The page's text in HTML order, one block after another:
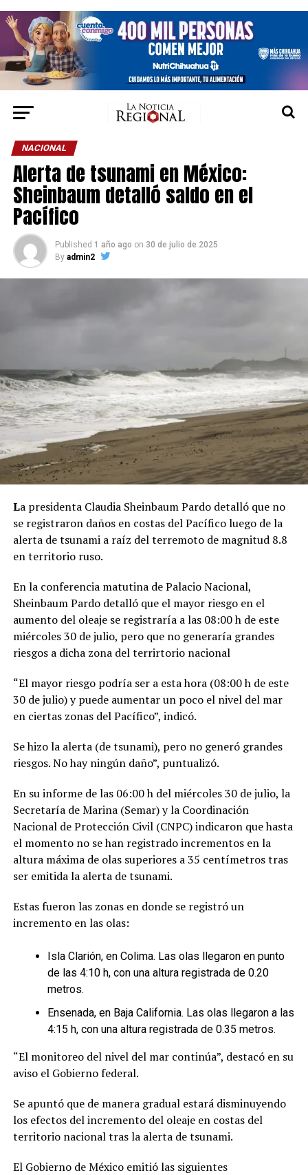
NACIONAL
Alerta de tsunami en México:
Sheinbaum detalló saldo en el
Pacífico
Published 1 año ago on 30 de julio de 2025
By admin2
La presidenta Claudia Sheinbaum Pardo detalló que no
se registraron daños en costas del Pacífico luego de la
alerta de tsunami a raíz del terremoto de magnitud 8.8
en territorio ruso.
En la conferencia matutina de Palacio Nacional,
Sheinbaum Pardo detalló que el mayor riesgo en el
aumento del oleaje se registraría a las 08:00 h de este
miércoles 30 de julio, pero que no generaría grandes
riesgos a dicha zona del terrirtorio nacional
“El mayor riesgo podría ser a esta hora (08:00 h de este
30 de julio) y puede aumentar un poco el nivel del mar
en ciertas zonas del Pacífico”, indicó.
Se hizo la alerta (de tsunami), pero no generó grandes
riesgos. No hay ningún daño”, puntualizó.
En su informe de las 06:00 h del miércoles 30 de julio, la
Secretaría de Marina (Semar) y la Coordinación
Nacional de Protección Civil (CNPC) indicaron que hasta
el momento no se han registrado incrementos en la
altura máxima de olas superiores a 35 centímetros tras
ser emitida la alerta de tsunami.
Estas fueron las zonas en donde se registró un
incremento en las olas:
Isla Clarión, en Colima. Las olas llegaron en punto
de las 4:10 h, con una altura registrada de 0.20
metros.
Ensenada, en Baja California. Las olas llegaron a las
4:15 h, con una altura registrada de 0.35 metros.
“El monitoreo del nivel del mar continúa”, destacó en su
aviso el Gobierno federal.
Se apuntó que de manera gradual estará disminuyendo
los efectos del incremento del oleaje en costas del
territorio nacional tras la alerta de tsunami.
El Gobierno de México emitió las siguientes